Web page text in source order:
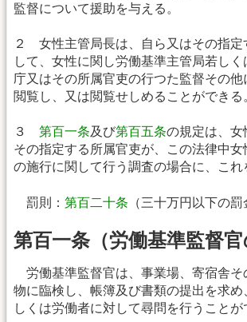
監督について援助を与える。
２ 女性主管局長は、自ら又はその指定
して、女性に関し労働基準主管局若し
庁又はその所属官吏の行つた監督その他
閲覧し、又は閲覧せしめることができる
３ 第百一条及び第百五条の規定は、女
その指定する所属官吏が、この法律中女
の施行に関して行う調査の場合に、これ
罰則： 第百二十条 （三十万円以下の罰
第百一条（労働基準監督官
労働基準監督官は、事業場、寄宿舎そ
物に臨検し、帳簿及び書類の提出を求
しくは労働者に対して尋問を行うことが